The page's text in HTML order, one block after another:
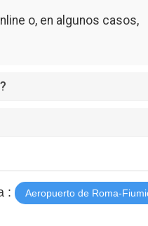
o, en algunos casos,
: Aeropuerto de Roma-